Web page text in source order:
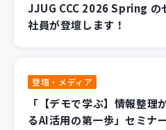
JJUG CCC 2026 Spring の
社員が登壇します！
登壇・メディア
「【デモで学ぶ】情報整理
るAI活用の第一歩」セミナ